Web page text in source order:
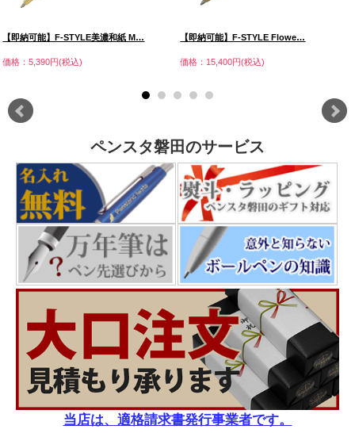
【即納可能】F-STYLE美濃和紙 M…
価格：5,390円(税込)
【即納可能】F-STYLE Flowe…
価格：15,400円(税込)
ペンスタ磐田のサービス
当店は、適格請求書発行事業者です。